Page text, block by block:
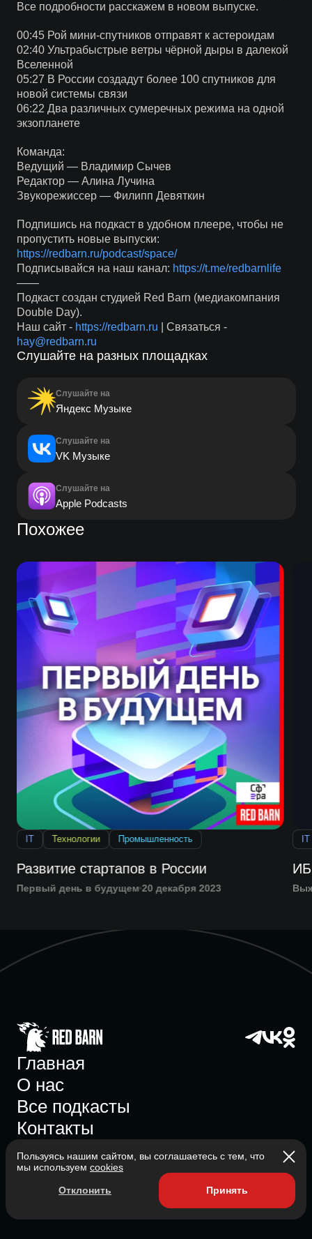
Все подробности расскажем в новом выпуске.
00:45 Рой мини-спутников отправят к астероидам
02:40 Ультрабыстрые ветры чёрной дыры в далекой
Вселенной
05:27 В России создадут более 100 спутников для
новой системы связи
06:22 Два различных сумеречных режима на одной
экзопланете
Команда:
Ведущий — Владимир Сычев
Редактор — Алина Лучина
Звукорежиссер — Филипп Девяткин
Подпишись на подкаст в удобном плеере, чтобы не
пропустить новые выпуски:
https://redbarn.ru/podcast/space/
Подписывайся на наш канал: https://t.me/redbarnlife
——
Подкаст создан студией Red Barn (медиакомпания
Double Day).
Наш сайт - https://redbarn.ru | Связаться -
hay@redbarn.ru
Слушайте на разных площадках
Слушайте на
Яндекс Музыке
Слушайте на
VK Музыке
Слушайте на
Apple Podcasts
Похожее
IT Технологии Промышленность
Развитие стартапов в России
Первый день в будущем 20 декабря 2023
IT
ИБ
Главная
О нас
Все подкасты
Контакты
Состоит в ассоциации с 2023
Пользуясь нашим сайтом, вы соглашаетесь с тем, что
мы используем cookies
Отклонить Принять